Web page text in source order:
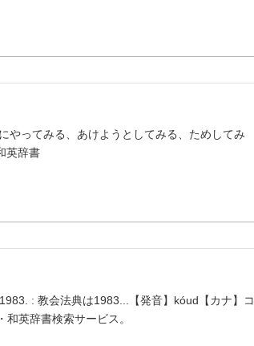
やってみる、あけようとしてみる、ためしてみ
英辞書
: 教会法典は1983...【発音】kóud【カナ】コ
英辞書検索サービス。